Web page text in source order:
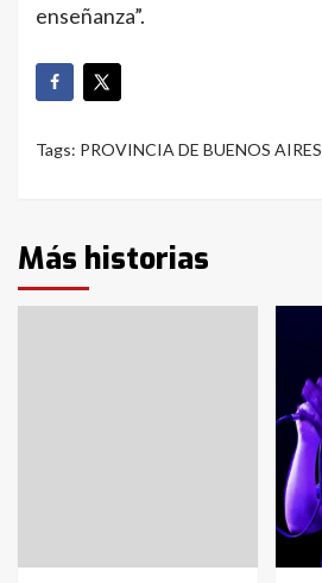
enseñanza”.
Tags: PROVINCIA DE BUENOS AIRES
Más historias